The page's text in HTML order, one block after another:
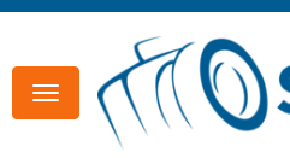
Toggle
navigation